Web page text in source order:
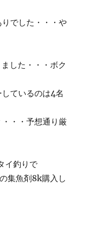
でした・・・や
した・・・ボク
ているのは4名
・・予想通り厳
イ釣りで
集魚剤8k購入し